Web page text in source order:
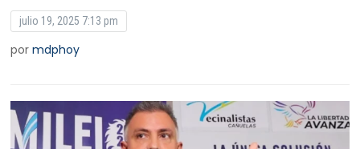
julio 19, 2025 7:13 pm
pormdphoy